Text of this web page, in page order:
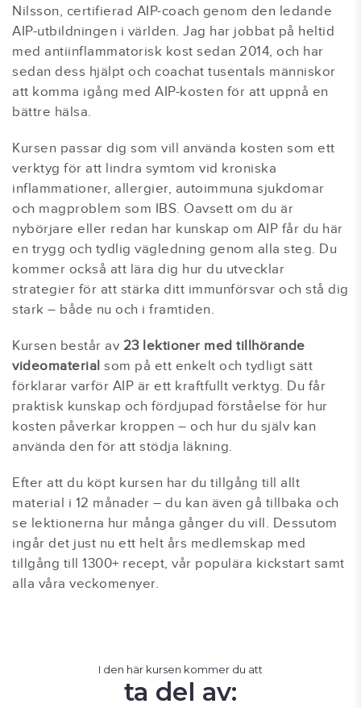
Nilsson, certifierad AIP-coach genom den ledande
AIP-utbildningen i världen. Jag har jobbat på heltid
med antiinflammatorisk kost sedan 2014, och har
sedan dess hjälpt och coachat tusentals människor
att komma igång med AIP-kosten för att uppnå en
bättre hälsa.
Kursen passar dig som vill använda kosten som ett
verktyg för att lindra symtom vid kroniska
inflammationer, allergier, autoimmuna sjukdomar
och magproblem som IBS. Oavsett om du är
nybörjare eller redan har kunskap om AIP får du här
en trygg och tydlig vägledning genom alla steg. Du
kommer också att lära dig hur du utvecklar
strategier för att stärka ditt immunförsvar och stå dig
stark – både nu och i framtiden.
Kursen består av 23 lektioner med tillhörande
videomaterial som på ett enkelt och tydligt sätt
förklarar varför AIP är ett kraftfullt verktyg. Du får
praktisk kunskap och fördjupad förståelse för hur
kosten påverkar kroppen – och hur du själv kan
använda den för att stödja läkning.
Efter att du köpt kursen har du tillgång till allt
material i 12 månader – du kan även gå tillbaka och
se lektionerna hur många gånger du vill. Dessutom
ingår det just nu ett helt års medlemskap med
tillgång till 1300+ recept, vår populära kickstart samt
alla våra veckomenyer.
I den här kursen kommer du att
ta del av: